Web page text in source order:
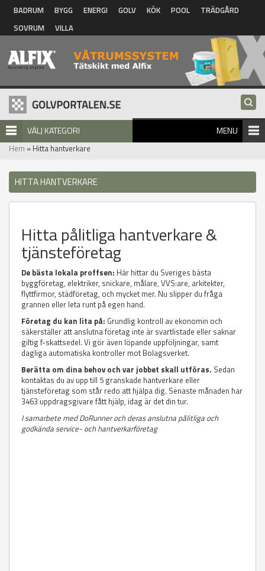
Hoppa till huvudinnehåll
BADRUM BYGG ENERGI GOLV KÖK POOL
TRÄDGÅRD
SOVRUM
VILLA
VÄLJ KATEGORI MENU
Hem » Hitta hantverkare
HITTA HANTVERKARE
Hitta pålitliga hantverkare &
tjänsteföretag
De bästa lokala proffsen: Här hittar du Sveriges bästa
byggföretag, elektriker, snickare, målare, VVS:are, arkitekter,
flyttfirmor, städföretag, och mycket mer. Nu slipper du fråga
grannen eller leta runt på egen hand.
Företag du kan lita på: Grundlig kontroll av ekonomin och
säkerställer att anslutna företag inte är svartlistade eller saknar
giltig f-skattsedel. Vi gör även löpande uppföljningar, samt
dagliga automatiska kontroller mot Bolagsverket.
Berätta om dina behov och var jobbet skall utföras. Sedan
kontaktas du av upp till 5 granskade hantverkare eller
tjänsteföretag som står redo att hjälpa dig. Senaste månaden har
3463 uppdragsgivare fått hjälp, idag är det din tur.
I samarbete med DoRunner och deras anslutna pålitliga och
godkända service- och hantverkarföretag